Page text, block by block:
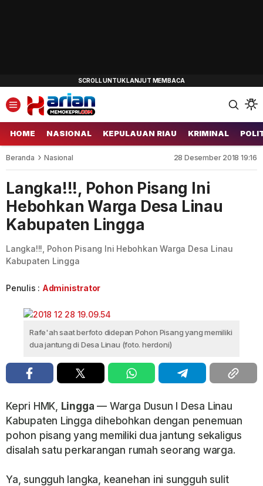
HOME NASIONAL KEPULAUAN RIAU KRIMINAL
Beranda Nasional 28 Desember 2018 19:16
Langka!!!, Pohon Pisang Ini
Hebohkan Warga Desa Linau
Kabupaten Lingga
Langka!!!, Pohon Pisang Ini Hebohkan Warga Desa Linau
Kabupaten Lingga
Penulis : Administrator
Rafe'ah saat berfoto didepan Pohon Pisang yang memiliki
dua jantung di Desa Linau (foto. herdoni)
Kepri HMK, Lingga — Warga Dusun l Desa Linau
Kabupaten Lingga dihebohkan dengan penemuan
pohon pisang yang memiliki dua jantung sekaligus
disalah satu perkarangan rumah seorang warga.
Ya, sungguh langka, keanehan ini sungguh sulit